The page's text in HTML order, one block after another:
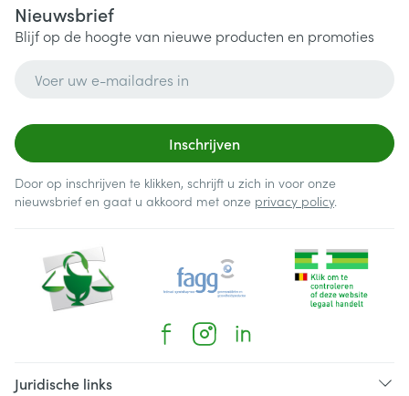
Nieuwsbrief
Blijf op de hoogte van nieuwe producten en promoties
Inschrijven
Door op inschrijven te klikken, schrijft u zich in voor onze
nieuwsbrief en gaat u akkoord met onze privacy policy.
Juridische links